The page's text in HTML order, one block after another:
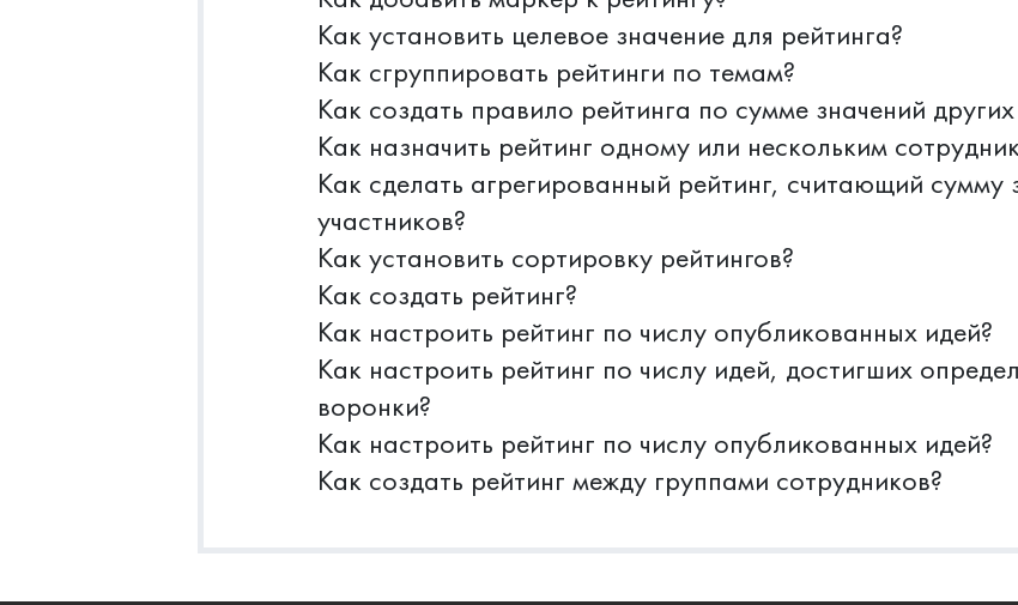
Как установить целевое значение для рейтинга?
Как сгруппировать рейтинги по темам?
Как создать правило рейтинга по сумме значений других
Как назначить рейтинг одному или нескольким
Как сделать агрегированный рейтинг, считающий сумму
участников?
Как установить сортировку рейтингов?
Как создать рейтинг?
Как настроить рейтинг по числу опубликованных идей?
Как настроить рейтинг по числу идей, достигших
воронки?
Как настроить рейтинг по числу опубликованных идей?
Как создать рейтинг между группами сотрудников?